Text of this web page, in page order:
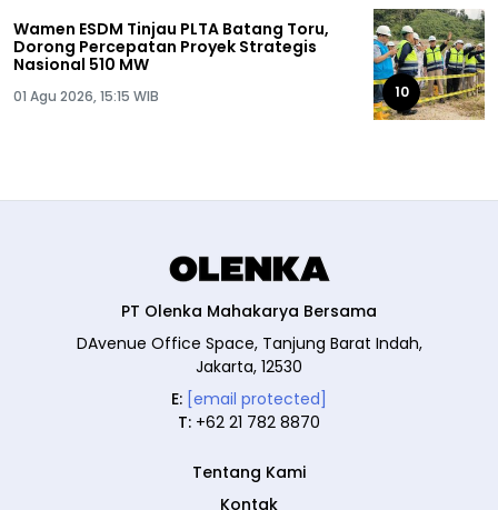
Wamen ESDM Tinjau PLTA Batang Toru,
Dorong Percepatan Proyek Strategis
Nasional 510 MW
01 Agu 2026, 15:15 WIB 10
PT Olenka Mahakarya Bersama
DAvenue Office Space, Tanjung Barat Indah,
Jakarta, 12530
E: [email protected]
T: +62 21 782 8870
Tentang Kami
Kontak